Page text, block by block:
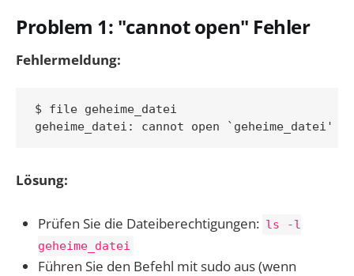
Problem 1: "cannot open" Fehler
Fehlermeldung:
$ file geheime_datei
Lösung:
Prüfen Sie die Dateiberechtigungen: ls -l
geheime_datei
Führen Sie den Befehl mit sudo aus (wenn